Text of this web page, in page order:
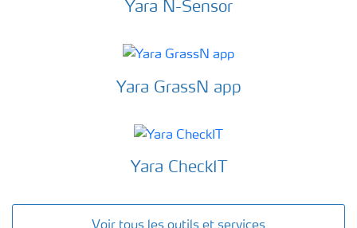
Yara N-Sensor
Yara GrassN app
Yara CheckIT